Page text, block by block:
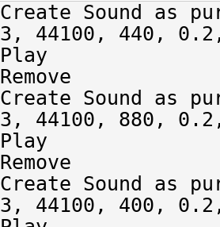
Create Sound as
3, 44100, 440,
Play
Remove
Create Sound as
3, 44100, 880,
Play
Remove
Create Sound as
3, 44100, 400,